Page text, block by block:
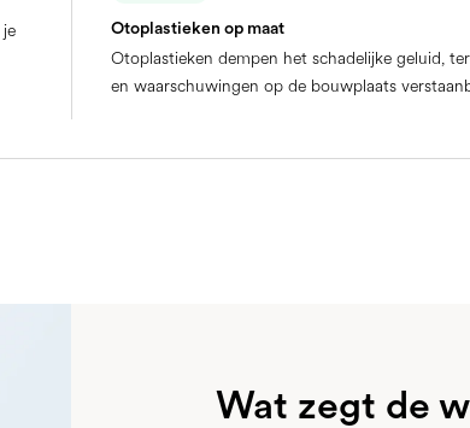
Otoplastieken op maat
Otoplastieken dempen het schadelijke geluid,
en waarschuwingen op de bouwplaats
Wat zegt de